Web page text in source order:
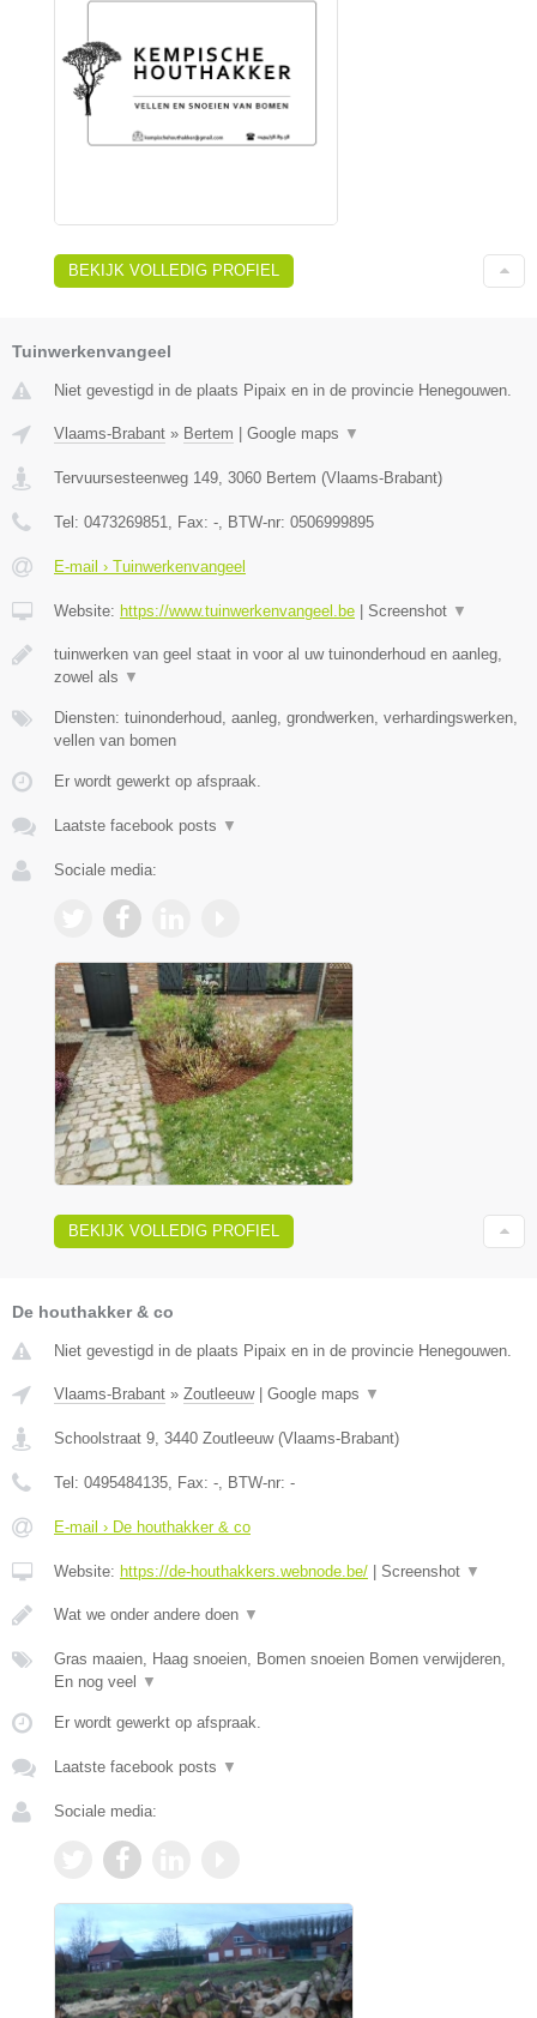
BEKIJK VOLLEDIG PROFIEL
Tuinwerkenvangeel
Niet gevestigd in de plaats Pipaix en in de provincie Henegouwen.
Vlaams-Brabant » Bertem Google maps ▼
Tervuursesteenweg 149 3060 Bertem (Vlaams-Brabant)
Tel: 0473269851 , Fax: - , BTW-nr: 0506999895
E-mail › Tuinwerkenvangeel
Website: https://www.tuinwerkenvangeel.be Screenshot ▼
tuinwerken van geel staat in voor al uw tuinonderhoud en aanleg,
zowel als ▼
Diensten: tuinonderhoud, aanleg, grondwerken, verhardingswerken,
vellen van bomen
Er wordt gewerkt op afspraak.
Laatste facebook posts ▼
Sociale media:
BEKIJK VOLLEDIG PROFIEL
De houthakker & co
Niet gevestigd in de plaats Pipaix en in de provincie Henegouwen.
Vlaams-Brabant » Zoutleeuw| Google maps ▼
Schoolstraat 9, 3440 Zoutleeuw(Vlaams-Brabant)
Tel: 0495484135, Fax: -, BTW-nr: -
E-mail › De houthakker & co
Website: https://de-houthakkers.webnode.be/ Screenshot ▼
Wat we onder andere doen ▼
Gras maaien, Haag snoeien, Bomen snoeien Bomen verwijderen,
En nog veel
▼
Er wordt gewerkt op afspraak.
Laatste facebook posts ▼
Sociale media: